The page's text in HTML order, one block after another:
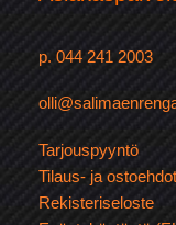
p. 044 241 2003
Tarjouspyyntö
Tilaus- ja ostoehdot
Rekisteriseloste